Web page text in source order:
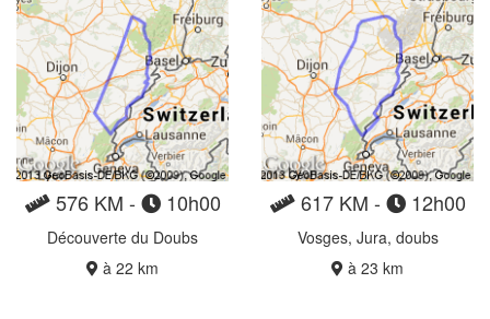
576 KM - 10h00
Découverte du Doubs
à 22 km
617 KM - 12h00
Vosges, Jura, doubs
à 23 km